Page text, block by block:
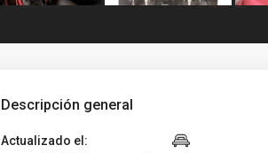
Descripción general
Actualizado el: